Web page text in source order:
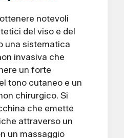
notevoli
del viso e del
una sistematica
invasiva che
un forte
tono cutaneo e un
chirurgico. Si
che emette
attraverso un
un massaggio